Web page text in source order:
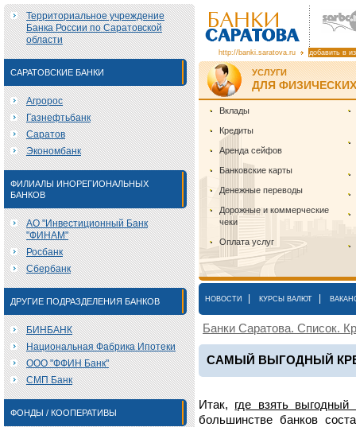
Территориальное учреждение
Банка России по Саратовской
области
САРАТОВСКИЕ БАНКИ
Агророс
Газнефтьбанк
Саратов
Экономбанк
ФИЛИАЛЫ ИНОРЕГИОНАЛЬНЫХ
БАНКОВ
АО "Инвестиционный Банк
"ФИНАМ"
Росбанк
Сбербанк
ДРУГИЕ ПОДРАЗДЕЛЕНИЯ БАНКОВ
БИНБАНК
Национальная Фабрика Ипотеки
ООО "ФФИН Банк"
СМП Банк
ФОНДЫ / КООПЕРАТИВЫ
http://banki.saratova.ru добавить в
УСЛУГИ
ДЛЯ
Вклады
Кредиты
Аренда сейфов
Банковские карты
Денежные переводы
Дорожные и коммерческие
чеки
Оплата услуг
НОВОСТИ КУРСЫ ВАЛЮТ
Банки Саратова. Список.
САМЫЙ ВЫГОДНЫЙ
Итак, где взять выгодный
большинстве банков